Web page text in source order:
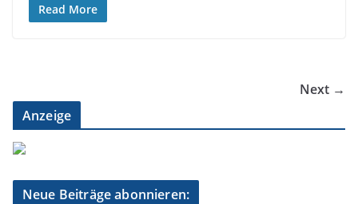
Read More
Next →
Anzeige
Neue Beiträge abonnieren: